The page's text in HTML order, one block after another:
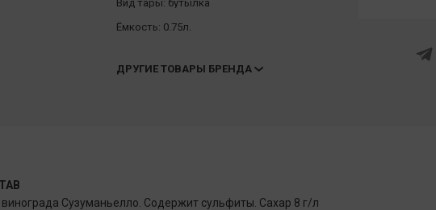
Вид тары: бутылка
Ёмкость: 0.75л.
ДРУГИЕ ТОВАРЫ БРЕНДА
винограда Сузуманьелло. Содержит сульфиты. Сахар 8 г/л